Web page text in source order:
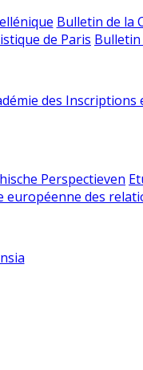
Bulletin de la
de Paris
des
Perspectieven
européenne des